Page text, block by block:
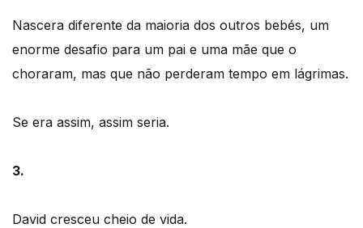
Nascera diferente da maioria dos outros bebés, um
enorme desafio para um pai e uma mãe que o
choraram, mas que não perderam tempo em lágrimas.
Se era assim, assim seria.
3.
David cresceu cheio de vida.